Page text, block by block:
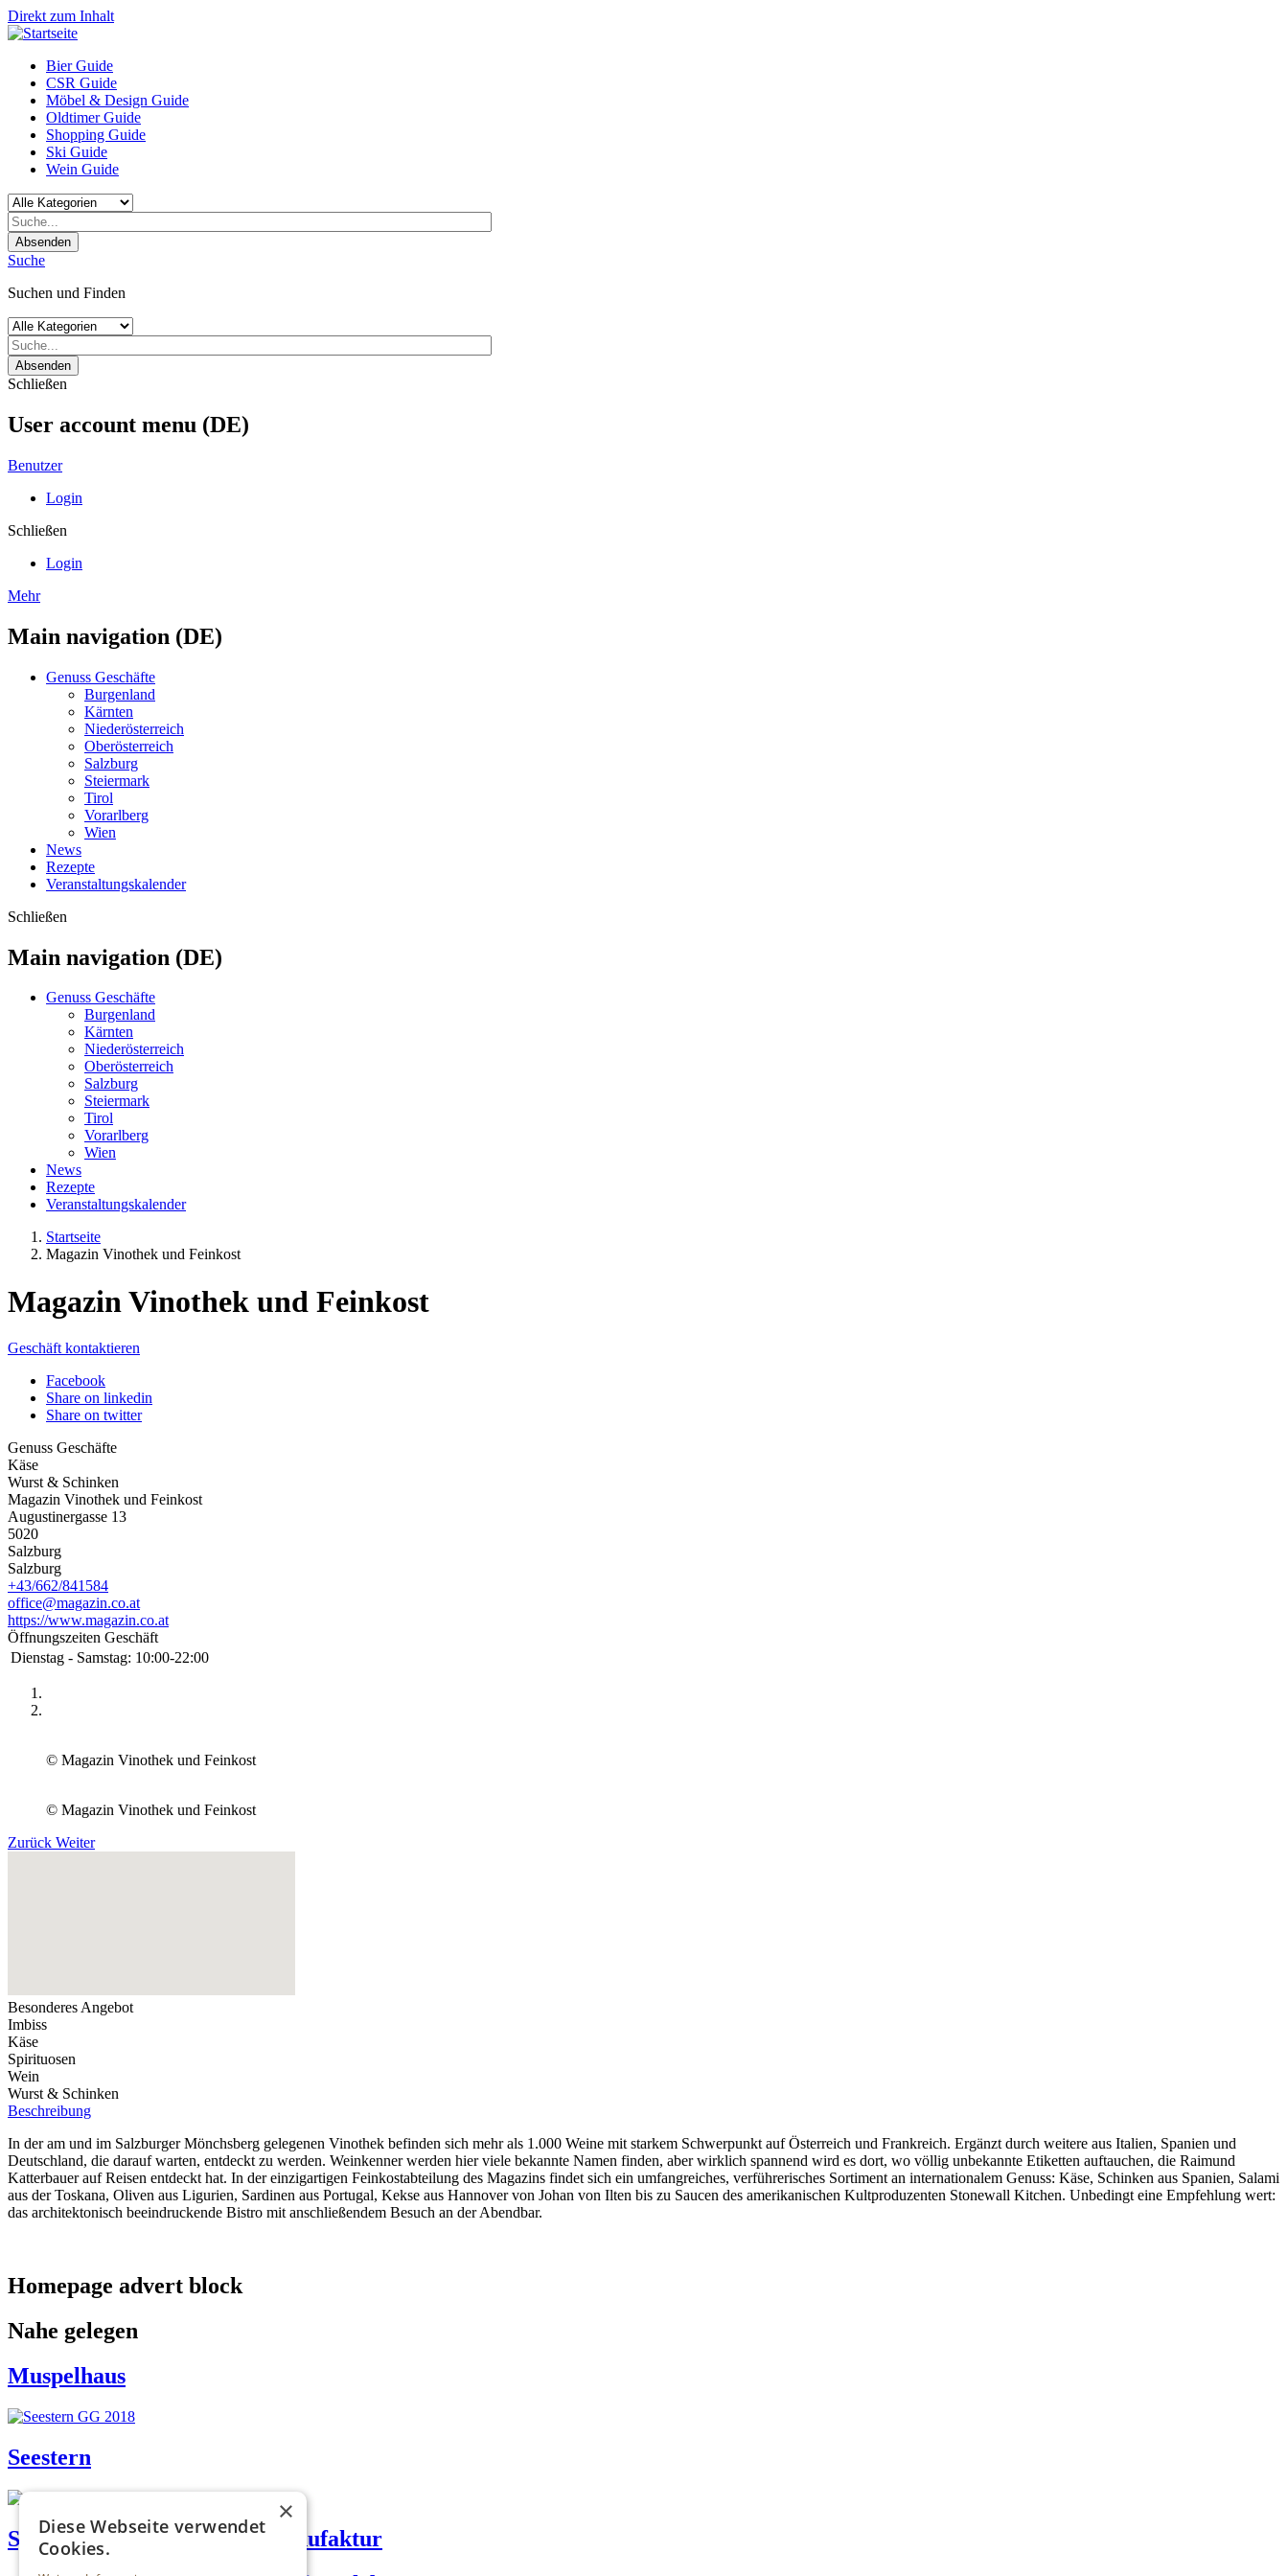
Direkt zum Inhalt
Bier Guide
CSR Guide
Möbel & Design Guide
Oldtimer Guide
Shopping Guide
Ski Guide
Wein Guide
Absenden
Suche
Suchen und Finden
Absenden
Schließen
User account menu (DE)
Benutzer
Login
Schließen
Login
Mehr
Main navigation (DE)
Genuss Geschäfte
Burgenland
Kärnten
Niederösterreich
Oberösterreich
Salzburg
Steiermark
Tirol
Vorarlberg
Wien
News
Rezepte
Veranstaltungskalender
Schließen
Main navigation (DE)
Genuss Geschäfte
Burgenland
Kärnten
Niederösterreich
Oberösterreich
Salzburg
Steiermark
Tirol
Vorarlberg
Wien
News
Rezepte
Veranstaltungskalender
Startseite
Magazin Vinothek und Feinkost
Magazin Vinothek und Feinkost
Geschäft kontaktieren
Facebook
Share on linkedin
Share on twitter
Genuss Geschäfte
Käse
Wurst & Schinken
Magazin Vinothek und Feinkost
Augustinergasse 13
5020
Salzburg
Salzburg
+43/662/841584
office@magazin.co.at
https://www.magazin.co.at
Öffnungszeiten Geschäft
Dienstag - Samstag: 10:00-22:00
© Magazin Vinothek und Feinkost
© Magazin Vinothek und Feinkost
Zurück Weiter
Besonderes Angebot
Imbiss
Käse
Spirituosen
Wein
Wurst & Schinken
Beschreibung
In der am und im Salzburger Mönchsberg gelegenen Vinothek befinden sich mehr als 1.000 Weine mit starkem Schwerpunkt auf Österreich und Frankreich. Ergänzt durch weitere aus Italien, Spanien und
Deutschland, die darauf warten, entdeckt zu werden. Weinkenner werden hier viele bekannte Namen finden, aber wirklich spannend wird es dort, wo völlig unbekannte Etiketten auftauchen, die Raimund
Katterbauer auf Reisen entdeckt hat. In der einzigartigen Feinkostabteilung des Magazins findet sich ein umfangreiches, verführerisches Sortiment an internationalem Genuss: Käse, Schinken aus Spanien, Salami
aus der Toskana, Oliven aus Ligurien, Sardinen aus Portugal, Kekse aus Hannover von Johan von Ilten bis zu Saucen des amerikanischen Kultproduzenten Stonewall Kitchen. Unbedingt eine Empfehlung wert:
das architektonisch beeindruckende Bistro mit anschließendem Besuch an der Abendbar.
Homepage advert block
Nahe gelegen
Muspelhaus
Seestern
Sporer Likör- und Punschmanufaktur
×
Diese Webseite verwendet
Cookies.